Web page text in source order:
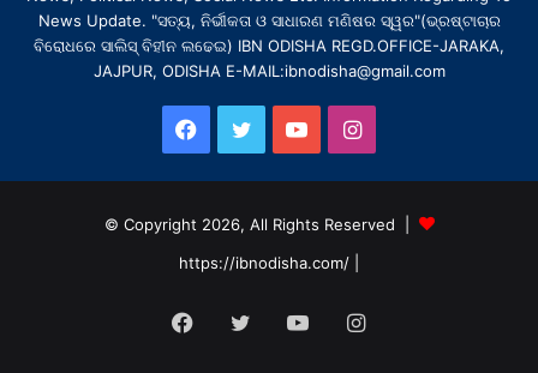
News Update. "ସତ୍ୟ, ନିର୍ଭୀକତା ଓ ସାଧାରଣ ମଣିଷର ସ୍ୱର"(ଭ୍ରଷ୍ଟାଚାର
ବିରୋଧରେ ସାଲିସ୍ ବିହୀନ ଲଢେଇ) IBN ODISHA REGD.OFFICE-JARAKA,
JAJPUR, ODISHA E-MAIL:ibnodisha@gmail.com
Facebook
TwitterYouTubeInstagram
© Copyright 2026, All Rights Reserved |
https://ibnodisha.com/
Facebook
TwitterYouTubeInstagram